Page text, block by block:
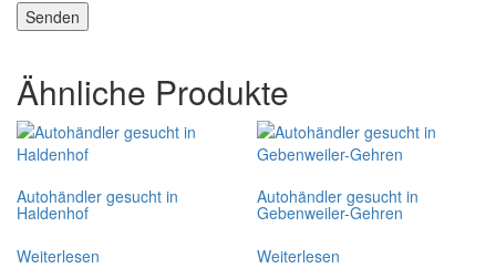
Ähnliche Produkte
Autohändler gesucht in
Haldenhof
Weiterlesen
Autohändler gesucht in
Gebenweiler-Gehren
Weiterlesen